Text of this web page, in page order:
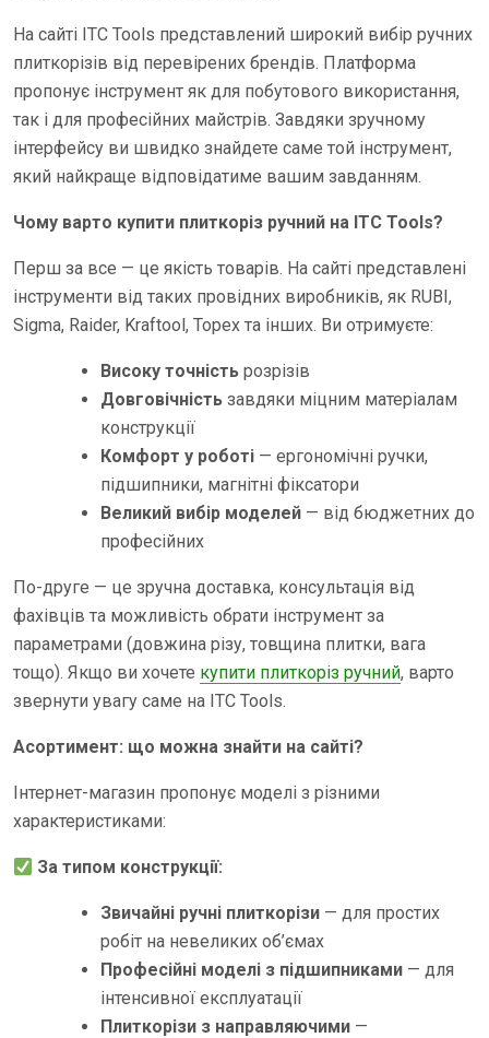
На сайті ITC Tools представлений широкий вибір ручних
плиткорізів від перевірених брендів. Платформа
пропонує інструмент як для побутового використання,
так і для професійних майстрів. Завдяки зручному
інтерфейсу ви швидко знайдете саме той інструмент,
який найкраще відповідатиме вашим завданням.
Чому варто купити плиткоріз ручний на ITC Tools?
Перш за все — це якість товарів. На сайті представлені
інструменти від таких провідних виробників, як RUBI,
Sigma, Raider, Kraftool, Topex та інших. Ви отримуєте:
Високу точність розрізів
Довговічність завдяки міцним матеріалам
конструкції
Комфорт у роботі — ергономічні ручки,
підшипники, магнітні фіксатори
Великий вибір моделей — від бюджетних до
професійних
По-друге — це зручна доставка, консультація від
фахівців та можливість обрати інструмент за
параметрами (довжина різу, товщина плитки, вага
тощо). Якщо ви хочете купити плиткоріз ручний, варто
звернути увагу саме на ITC Tools.
Асортимент: що можна знайти на сайті?
Інтернет-магазин пропонує моделі з різними
характеристиками:
За типом конструкції:
Звичайні ручні плиткорізи — для простих
робіт на невеликих об’ємах
Професійні моделі з підшипниками — для
інтенсивної експлуатації
Плиткорізи з направляючими —